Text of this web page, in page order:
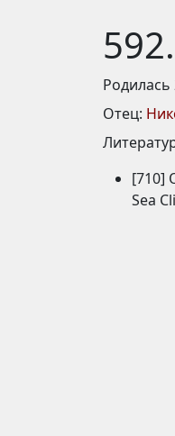
Отец:
[710]
Sea